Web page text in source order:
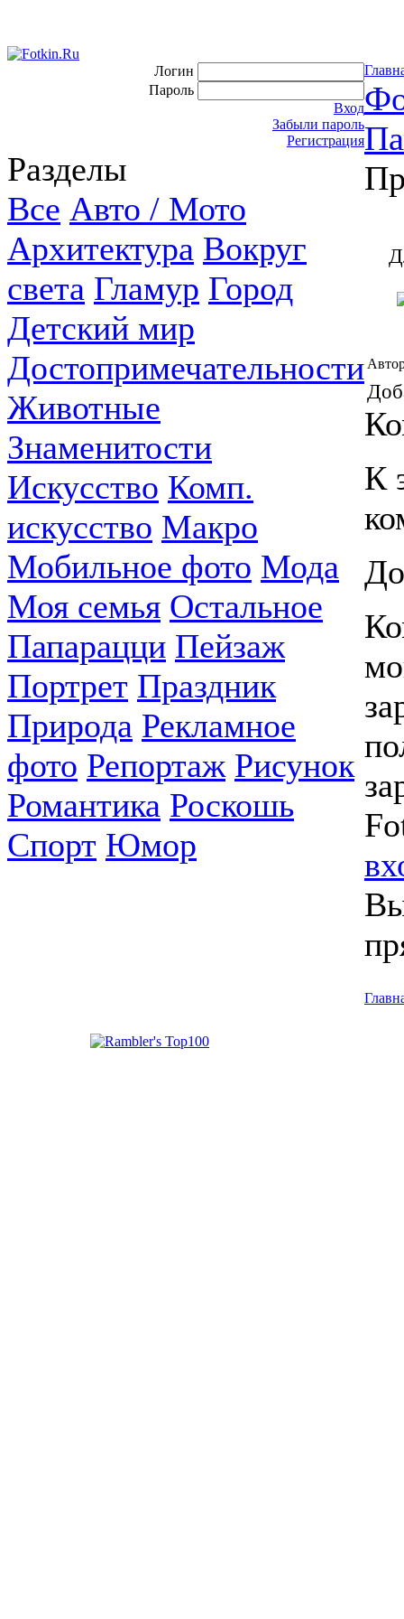
Логин
Пароль
Вход
Забыли пароль
Регистрация
Разделы
Все Авто / Мото
Архитектура Вокруг
света Гламур Город
Детский мир
Достопримечательности
Животные
Знаменитости
Искусство Комп.
искусство Макро
Мобильное фото Мода
Моя семья Остальное
Папарацци Пейзаж
Портрет Праздник
Природа Рекламное
фото Репортаж Рисунок
Романтика Роскошь
Спорт Юмор
К